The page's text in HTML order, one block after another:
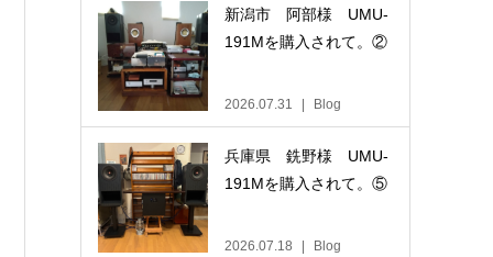
新潟市 阿部様 UMU-
191Mを購入されて。②
2026.07.31 Blog
兵庫県 銑野様 UMU-
191Mを購入されて。⑤
2026.07.18 Blog